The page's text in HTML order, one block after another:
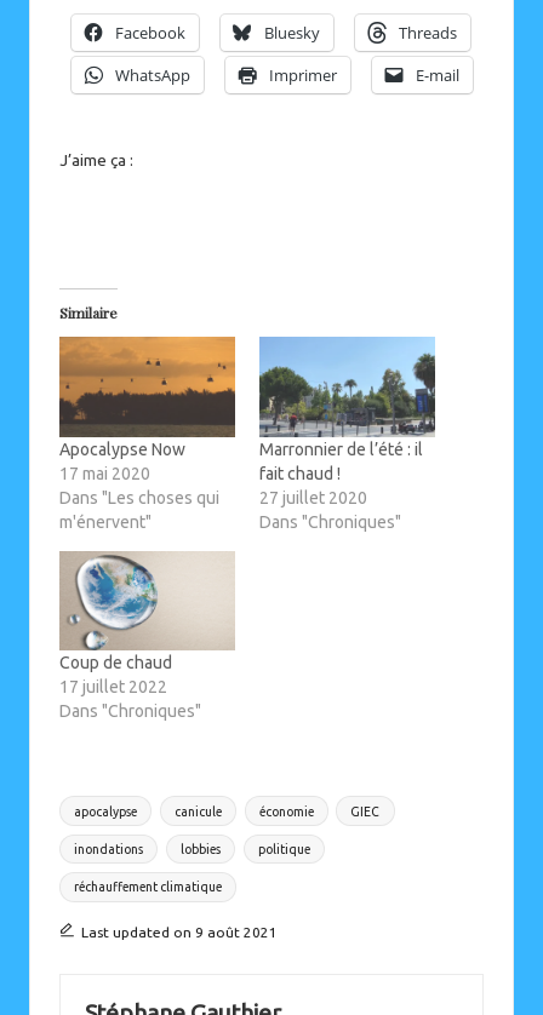
Facebook Bluesky
Threads
WhatsApp
Imprimer E-mail
J’aime ça :
Similaire
Apocalypse Now
17 mai 2020
Dans "Les choses qui
m'énervent"
Marronnier de l’été : il
fait chaud !
27 juillet 2020
Dans "Chroniques"
Coup de chaud
17 juillet 2022
Dans "Chroniques"
Tags:
apocalypse canicule économie GIEC
inondations lobbies politique
réchauffement climatique
Last updated on 9 août 2021